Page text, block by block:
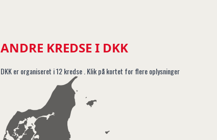
ANDRE KREDSE I DKK
DKK er organiseret i 12 kredse . Klik på kortet for flere oplysninger